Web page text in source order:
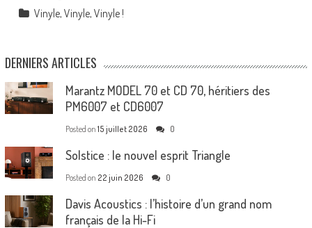
Vinyle, Vinyle, Vinyle !
DERNIERS ARTICLES
Marantz MODEL 70 et CD 70, héritiers des
PM6007 et CD6007
Posted on 15 juillet 2026 0
Solstice : le nouvel esprit Triangle
Posted on 22 juin 2026 0
Davis Acoustics : l’histoire d’un grand nom
français de la Hi-Fi